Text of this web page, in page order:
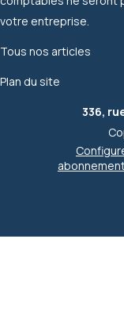
votre entreprise.
Tous nos articles
Plan du site
336,